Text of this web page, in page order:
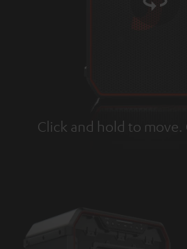
Click and hold to move.
Tap to